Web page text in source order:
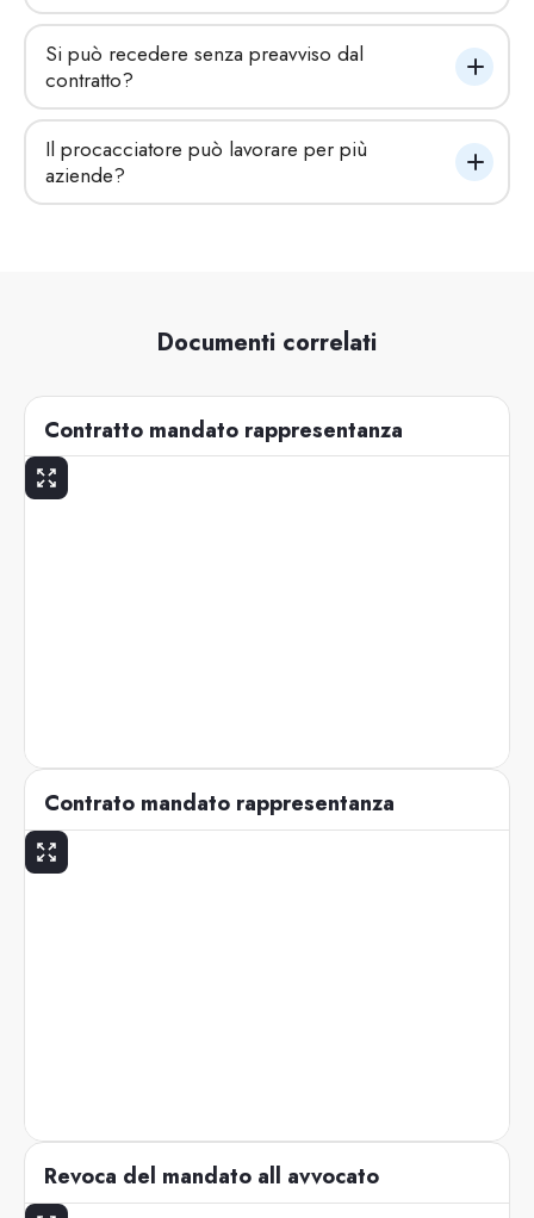
Si può recedere senza preavviso dal
contratto?
Il procacciatore può lavorare per più
aziende?
Documenti correlati
Contratto mandato rappresentanza
Contrato mandato rappresentanza
Revoca del mandato all avvocato